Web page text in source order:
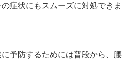
症状にもスムーズに対処できま
予防するためには普段から、腰